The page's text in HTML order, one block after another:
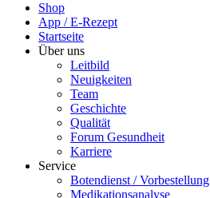
Shop
App / E-Rezept
Startseite
Über uns
Leitbild
Neuigkeiten
Team
Geschichte
Qualität
Forum Gesundheit
Karriere
Service
Botendienst / Vorbestellung
Medikationsanalyse